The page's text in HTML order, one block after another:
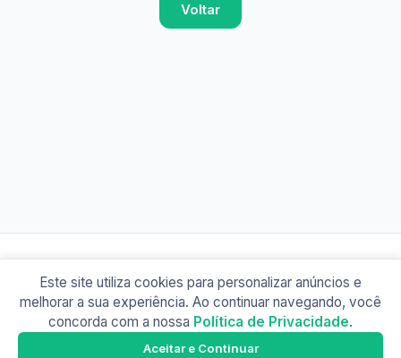
Voltar
© 2026 Busão BR
Sobre Contato Política de Privacidade
Este site utiliza cookies para personalizar anúncios e
melhorar a sua experiência. Ao continuar navegando, você
concorda com a nossa Política de Privacidade.
Aceitar e Continuar